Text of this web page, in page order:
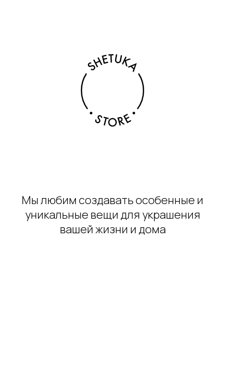
Мы любим создавать особенные и
уникальные вещи для украшения
вашей жизни и дома